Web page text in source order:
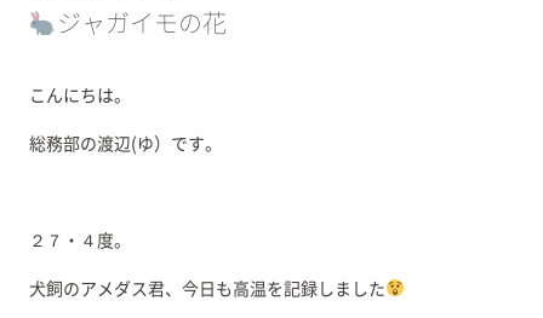
ジャガイモの花
こんにちは。
総務部の渡辺(ゆ）です。
２７・４度。
犬飼のアメダス君、今日も高温を記録しました